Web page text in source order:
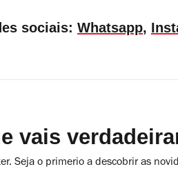
sociais: Whatsapp,
vais
Seja o primerio a descobrir as